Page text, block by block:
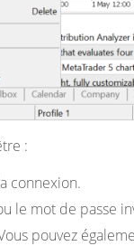
:
connexion.
le mot de passe
pouvez